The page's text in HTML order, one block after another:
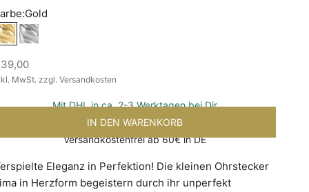
Gold
GoldSilber
MwSt. zzgl. Versandkosten
Mit DHL in ca. 2-3 Werktagen bei Dir
IN DEN WARENKORB
Versandkostenfrei ab 60€ in DE
Eleganz in Perfektion! Die kleinen Ohrstecker
in Herzform begeistern durch ihr unperfekt